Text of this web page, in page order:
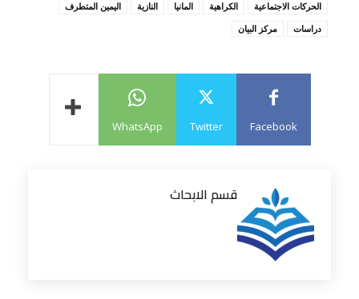
الحركات الاجتماعية الكراهية المانيا النازية
اليمين المتطرف
دراسات
مركز البيان
Facebook
Twitter
WhatsApp
قسم الابحاث